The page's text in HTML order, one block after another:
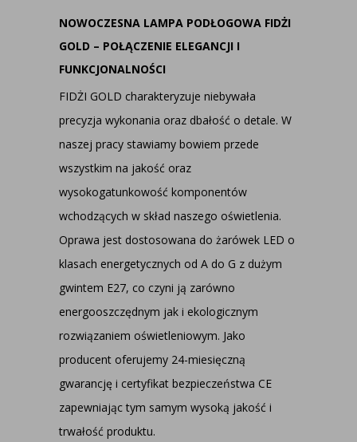
NOWOCZESNA LAMPA PODŁOGOWA FIDŻI
GOLD – POŁĄCZENIE ELEGANCJI I
FUNKCJONALNOŚCI
FIDŻI GOLD charakteryzuje niebywała
precyzja wykonania oraz dbałość o detale. W
naszej pracy stawiamy bowiem przede
wszystkim na jakość oraz
wysokogatunkowość komponentów
wchodzących w skład naszego oświetlenia.
Oprawa jest dostosowana do żarówek LED o
klasach energetycznych od A do G z dużym
gwintem E27, co czyni ją zarówno
energooszczędnym jak i ekologicznym
rozwiązaniem oświetleniowym. Jako
producent oferujemy 24-miesięczną
gwarancję i certyfikat bezpieczeństwa CE
zapewniając tym samym wysoką jakość i
trwałość produktu.